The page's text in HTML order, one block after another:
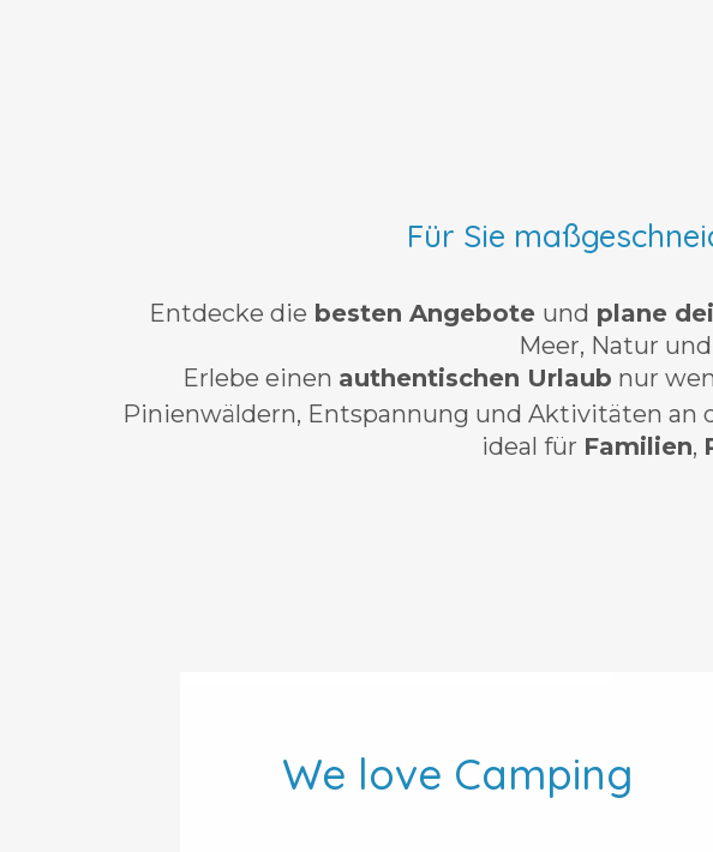
Für Sie
Entdecke die besten Angebote und plane
Meer, Natur
Erlebe einen authentischen Urlaub nur
Pinienwäldern, Entspannung und Aktivitäten an
ideal für Familien,
We love Camping